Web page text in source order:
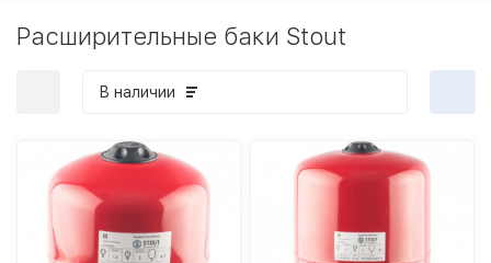
Расширительные баки Stout
В наличии